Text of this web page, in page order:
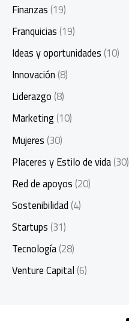
Finanzas(19)
Franquicias(19)
Ideas y oportunidades(10)
Innovación(8)
Liderazgo(8)
Marketing(10)
Mujeres(30)
Placeres y Estilo de vida(30)
Red de apoyos(20)
Sostenibilidad(4)
Startups(31)
Tecnología(28)
Venture Capital(6)